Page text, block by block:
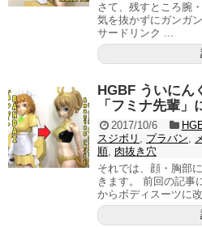
さて、残すところ腕
気を抜かずにガンガ
サードリンク ...
HGBF ういにん
「フミナ先輩」
2017/10/6
スジボリ , プラバン,
順, 肉抜き穴
それでは、顔・胸部
きます。 前回の記事
からボディスーツに